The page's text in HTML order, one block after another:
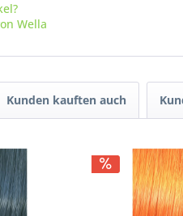
Wella
Kunden kauften auch